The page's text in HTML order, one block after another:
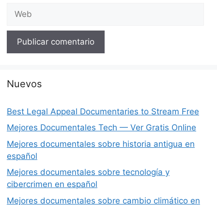
Nuevos
Best Legal Appeal Documentaries to Stream Free
Mejores Documentales Tech — Ver Gratis Online
Mejores documentales sobre historia antigua en
español
Mejores documentales sobre tecnología y
cibercrimen en español
Mejores documentales sobre cambio climático en